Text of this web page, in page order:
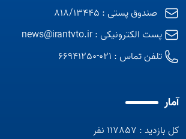
صندوق پستی : 818/13445
پست الکترونیکی :news@irantvto.ir
تلفن تماس : 021-66941250
آمار
کل بازدید : 117857 نفر